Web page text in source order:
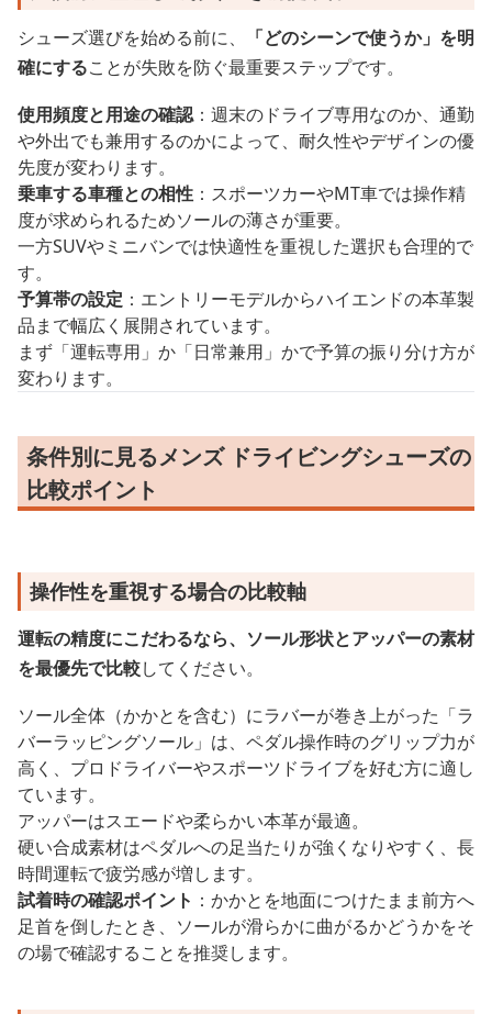
シューズ選びを始める前に、
「どのシーンで使うか」を明
確にすることが失敗を防ぐ最重要ステップです。
使用頻度と用途の確認：週末のドライブ専用なのか、通勤
や外出でも兼用するのかによって、耐久性やデザインの優
先度が変わります。
乗車する車種との相性 ：スポーツカーやMT車では操作精
度が求められるためソールの薄さが重要。
一方SUVやミニバンでは快適性を重視した選択も合理的で
す。
予算帯の設定 ：エントリーモデルからハイエンドの本革製
品まで幅広く展開されています。
まず「運転専用」か「日常兼用」かで予算の振り分け方が
変わります。
条件別に見るメンズ ドライビングシューズの
比較ポイント
操作性を重視する場合の比較軸
運転の精度にこだわるなら、ソール形状とアッパーの素材
を最優先で比較してください。
ソール全体（かかとを含む）にラバーが巻き上がった「ラ
バーラッピングソール」は、ペダル操作時のグリップ力が
高く、プロドライバーやスポーツドライブを好む方に適し
ています。
アッパーはスエードや柔らかい本革が最適。
硬い合成素材はペダルへの足当たりが強くなりやすく、長
時間運転で疲労感が増します。
試着時の確認ポイント ：かかとを地面につけたまま前方へ
足首を倒したとき、ソールが滑らかに曲がるかどうかをそ
の場で確認することを推奨します。